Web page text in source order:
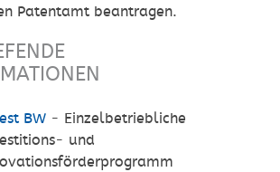
Patentamt beantragen.
BW- Einzelbetriebliche
und